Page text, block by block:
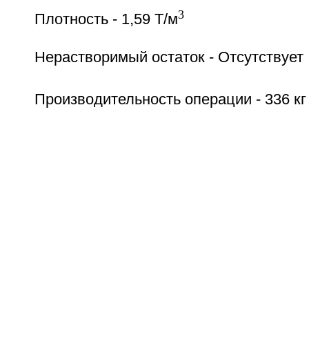
Плотность - 1,59 Т/м3
Нерастворимый остаток - Отсутствует
Производительность операции - 336